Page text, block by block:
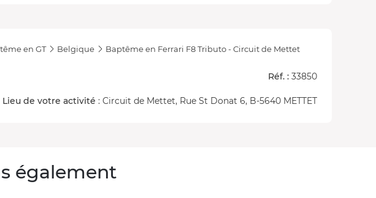
en GT Belgique Baptême en Ferrari F8 Tributo - Circuit de Mettet
Réf. : 33850
Lieu de votre activité : Circuit de Mettet, Rue St Donat 6, B-5640 METTET
également